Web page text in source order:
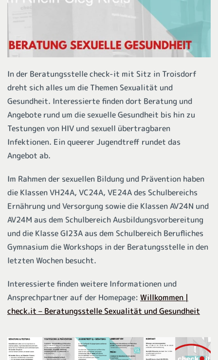
In der Beratungsstelle check-it mit Sitz in Troisdorf
dreht sich alles um die Themen Sexualität und
Gesundheit. Interessierte finden dort Beratung und
Angebote rund um die sexuelle Gesundheit bis hin zu
Testungen von HIV und sexuell übertragbaren
Infektionen. Ein queerer Jugendtreff rundet das
Angebot ab.
Im Rahmen der sexuellen Bildung und Prävention haben
die Klassen VH24A, VC24A, VE24A des Schulbereichs
Ernährung und Versorgung sowie die Klassen AV24N und
AV24M aus dem Schulbereich Ausbildungsvorbereitung
und die Klasse GI23A aus dem Schulbereich Berufliches
Gymnasium die Workshops in der Beratungsstelle in den
letzten Wochen besucht.
Interessierte finden weitere Informationen und
Ansprechpartner auf der Homepage: Willkommen |
check.it – Beratungsstelle Sexualität und Gesundheit